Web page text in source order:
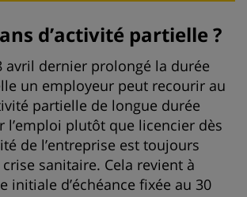
d’activité partielle ?
avril dernier prolongé la durée
un employeur peut recourir au
partielle de longue durée
l’emploi plutôt que licencier dès
de l’entreprise est toujours
sanitaire. Cela revient à
initiale d’échéance fixée au 30